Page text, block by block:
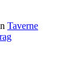
Taverne